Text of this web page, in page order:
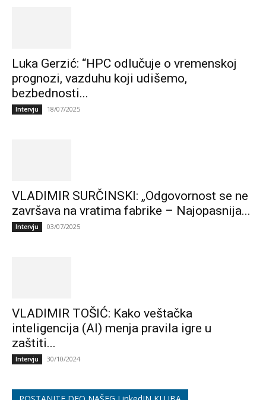
Luka Gerzić: “HPC odlučuje o vremenskoj
prognozi, vazduhu koji udišemo,
bezbednosti...
Intervju 18/07/2025
VLADIMIR SURČINSKI: „Odgovornost se ne
završava na vratima fabrike – Najopasnija...
Intervju 03/07/2025
VLADIMIR TOŠIĆ: Kako veštačka
inteligencija (AI) menja pravila igre u
zaštiti...
Intervju 30/10/2024